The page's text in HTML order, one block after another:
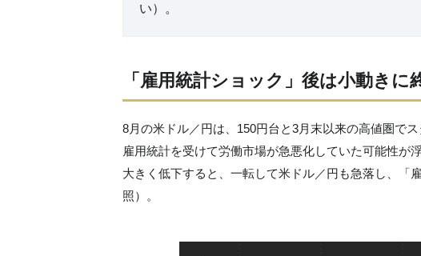
い）。
「雇用統計ショック」後は小動きに
8月の米ドル／円は、150円台と3月末以来の高値圏で
雇用統計を受けて労働市場が急悪化していた可能性が
大きく低下すると、一転して米ドル／円も急落し、「
照）。